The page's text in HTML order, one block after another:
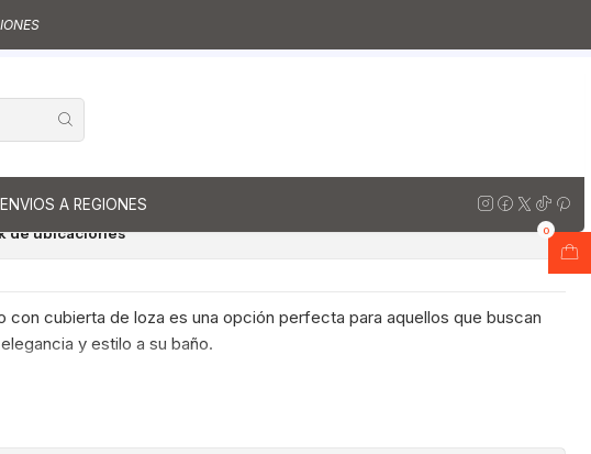
ENVIOS A REGIONES
0
simple de loza
801-A / Legno
/ M3-801-A / Legno
de ubicaciones
con cubierta de loza es una opción perfecta para aquellos que buscan
y estilo a su baño.